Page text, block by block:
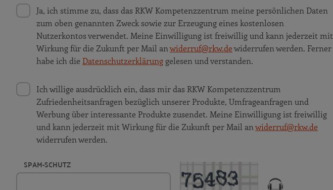
Ja, ich stimme zu, dass das RKW Kompetenzzentrum meine persönlichen Daten
zum oben genannten Zweck sowie zur Erzeugung eines kostenlosen
Nutzerkontos verwendet. Meine Einwilligung ist freiwillig und kann jederzeit mit
Wirkung für die Zukunft per Mail anwiderruf@rkw.dewiderrufen werden. Ferner
habe ich die Datenschutzerklärunggelesen und verstanden.
Ich willige ausdrücklich ein, dass mir das RKW Kompetenzzentrum
Zufriedenheitsanfragen bezüglich unserer Produkte, Umfrageanfragen und
Werbung über interessante Produkte zusendet. Meine Einwilligung ist freiwillig
und kann jederzeit mit Wirkung für die Zukunft per Mail anwiderruf@rkw.de
widerrufen werden.
SPAM-SCHUTZ